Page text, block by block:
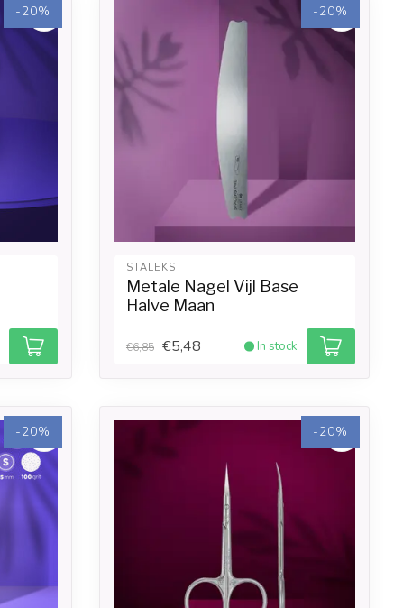
-20% -20%
STALEKS
Metale Nagel Vijl Base
Halve Maan
€6,85 €5,48 In stock
-20% -20%